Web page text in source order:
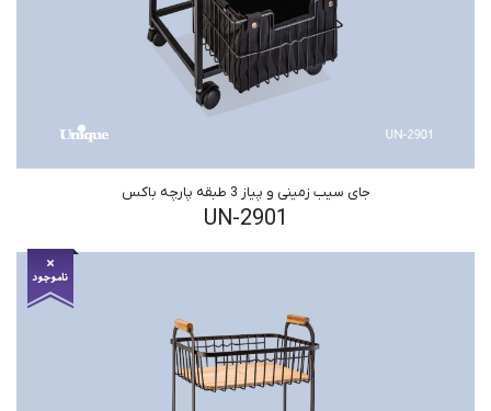
جای سیب زمینی و پیاز 3 طبقه پارچه باکس
UN-2901